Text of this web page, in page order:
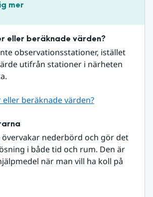
mer
eller beräknade värden?
observationsstationer, istället
utifrån stationer i närheten
beräknade värden?
övervakar nederbörd och gör det
i både tid och rum. Den är
när man vill ha koll på